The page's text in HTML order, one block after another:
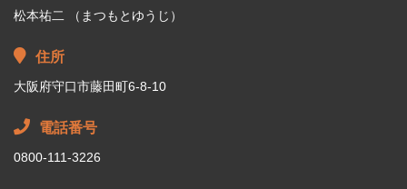
松本祐二 （まつもとゆうじ）
住所
大阪府守口市藤田町6-8-10
電話番号
0800-111-3226